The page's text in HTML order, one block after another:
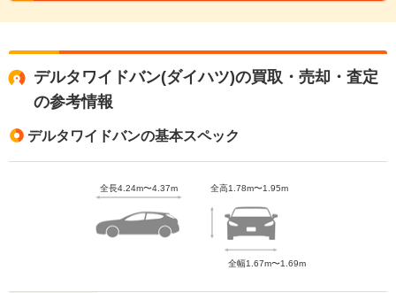
デルタワイドバン(ダイハツ)の買取・売却・査定
の参考情報
デルタワイドバンの基本スペック
全長4.24m〜4.37m 全高1.78m〜1.95m
全幅1.67m〜1.69m